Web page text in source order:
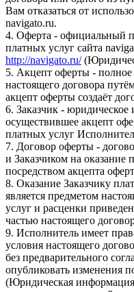
Вам отказаться от
navigato.ru.
4. Оферта - официальный
платных услуг сайта
http://navigato.ru/
5. Акцепт оферты - полное
настоящего договора
акцепт оферты создаёт
6. Заказчик - юридическое
осуществившее акцепт
платных услуг
7. Договор оферты -
и Заказчиком на оказание
посредством акцепта
8. Оказание Заказчику
является предметом
услуг и расценки
частью настоящего
9. Исполнитель имеет
условия настоящего
без предварительного
опубликовать изменения
(Юридическая